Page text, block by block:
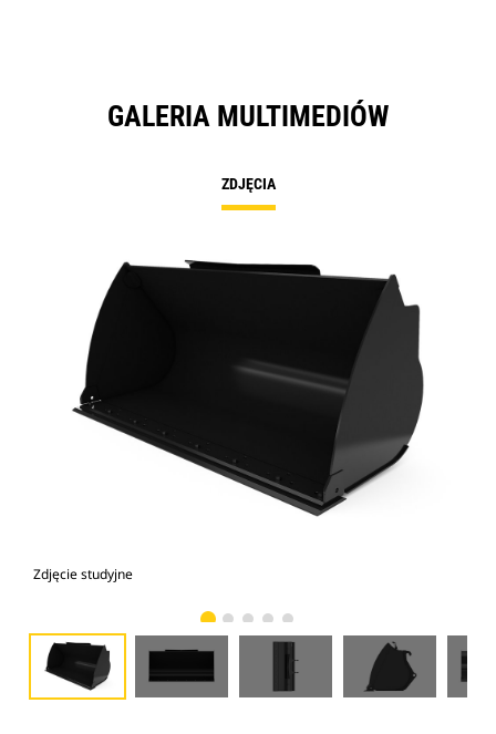
GALERIA MULTIMEDIÓW
ZDJĘCIA
Zdjęcie studyjne